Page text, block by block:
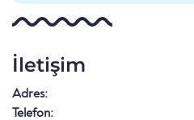
İletişim
Adres:
Telefon: